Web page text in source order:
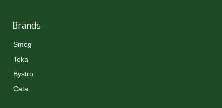
Brands
Smeg
Teka
Bystro
Cata